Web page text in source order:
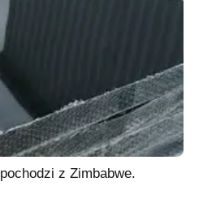
pochodzi z Zimbabwe.